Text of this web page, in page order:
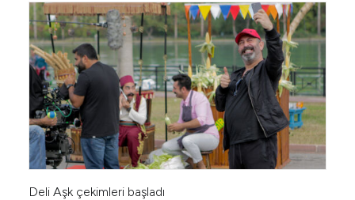
Deli Aşk çekimleri başladı